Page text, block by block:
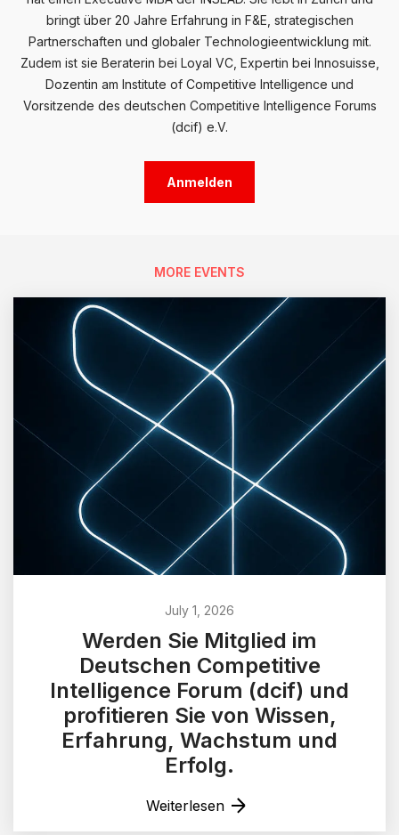
bringt über 20 Jahre Erfahrung in F&E, strategischen
Partnerschaften und globaler Technologieentwicklung mit.
Zudem ist sie Beraterin bei Loyal VC, Expertin bei Innosuisse,
Dozentin am Institute of Competitive Intelligence und
Vorsitzende des deutschen Competitive Intelligence Forums
(dcif) e.V.
Anmelden
MORE EVENTS
July 1, 2026
Werden Sie Mitglied im
Deutschen Competitive
Intelligence Forum (dcif) und
profitieren Sie von Wissen,
Erfahrung, Wachstum und
Erfolg.
Weiterlesen